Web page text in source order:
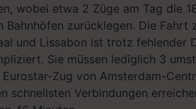
wobei etwa 2 Züge am Tag die
Bahnhöfen zurücklegen. Die Fahrt
und Lissabon ist trotz fehlender
Sie müssen lediglich 3
Eurostar-Zug von Amsterdam-
schnellsten Verbindungen